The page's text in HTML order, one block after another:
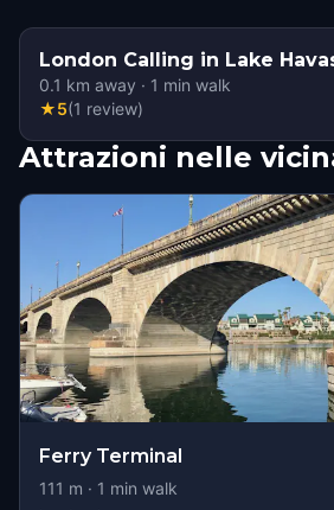
London Calling in Lake
0.1 km away · 1 min walk
★5(1 review)
Attrazioni nelle
Ferry Terminal
111 m · 1 min walk